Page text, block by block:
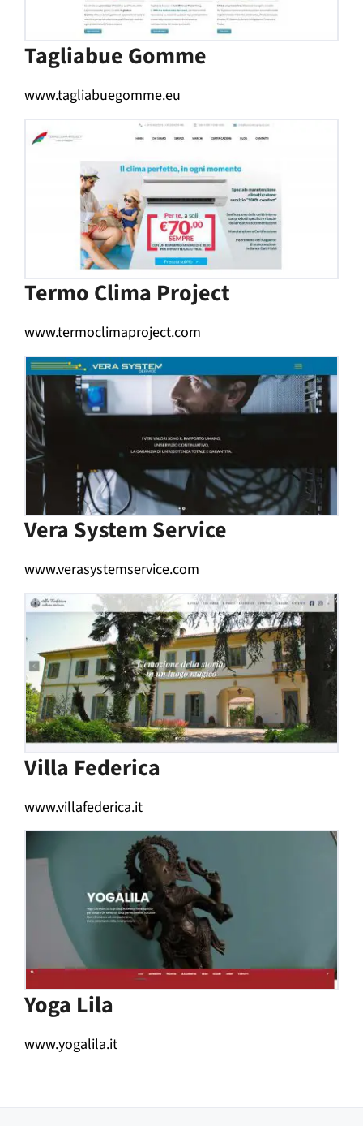
Tagliabue Gomme
www.tagliabuegomme.eu
Termo Clima Project
www.termoclimaproject.com
Vera System Service
www.verasystemservice.com
Villa Federica
www.villafederica.it
Yoga Lila
www.yogalila.it